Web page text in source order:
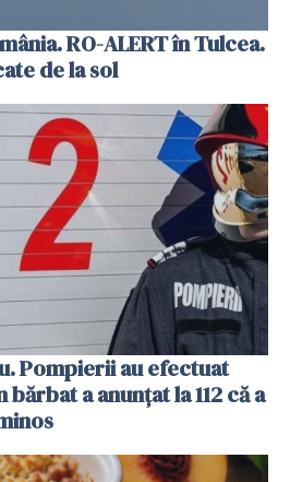
RO-ALERT în Tulcea.
de la sol
Pompierii au efectuat
a anunțat la 112 că a